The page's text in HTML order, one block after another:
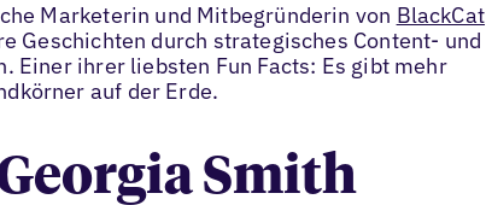
Marketerin und Mitbegründerin von BlackCat
Geschichten durch strategisches Content- und
Einer ihrer liebsten Fun Facts: Es gibt mehr
auf der Erde.
Smith